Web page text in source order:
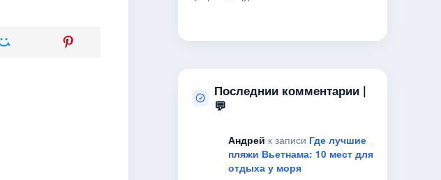
Последнии комментарии |
💬
Андрей к записи Где лучшие
пляжи Вьетнама: 10 мест для
отдыха у моря